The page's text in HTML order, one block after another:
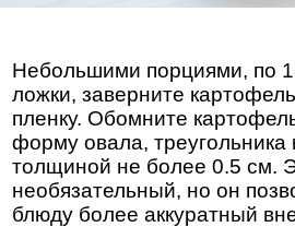
Небольшими порциями, по
ложки, заверните
пленку. Обомните
форму овала, треугольника
толщиной не более 0.5 см.
необязательный, но он
блюду более аккуратный